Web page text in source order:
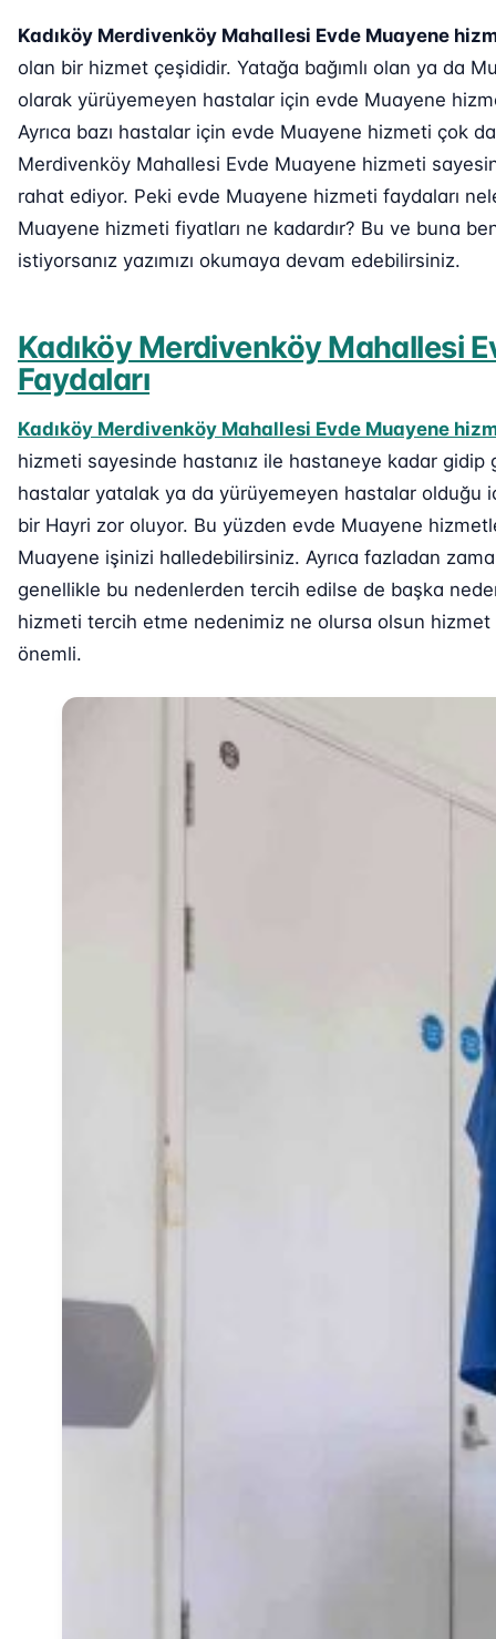
Kadıköy Merdivenköy Mahallesi Evde Muayene
olan bir hizmet çeşididir. Yatağa bağımlı olan ya da
olarak yürüyemeyen hastalar için evde Muayene
Ayrıca bazı hastalar için evde Muayene hizmeti çok
Merdivenköy Mahallesi Evde Muayene hizmeti
rahat ediyor. Peki evde Muayene hizmeti faydaları
Muayene hizmeti fiyatları ne kadardır? Bu ve buna
istiyorsanız yazımızı okumaya devam edebilirsiniz.
Kadıköy Merdivenköy Mahallesi
Faydaları
Kadıköy Merdivenköy Mahallesi Evde Muayene
hizmeti sayesinde hastanız ile hastaneye kadar gidip
hastalar yatalak ya da yürüyemeyen hastalar olduğu
bir Hayri zor oluyor. Bu yüzden evde Muayene
Muayene işinizi halledebilirsiniz. Ayrıca fazladan
genellikle bu nedenlerden tercih edilse de başka
hizmeti tercih etme nedenimiz ne olursa olsun
önemli.